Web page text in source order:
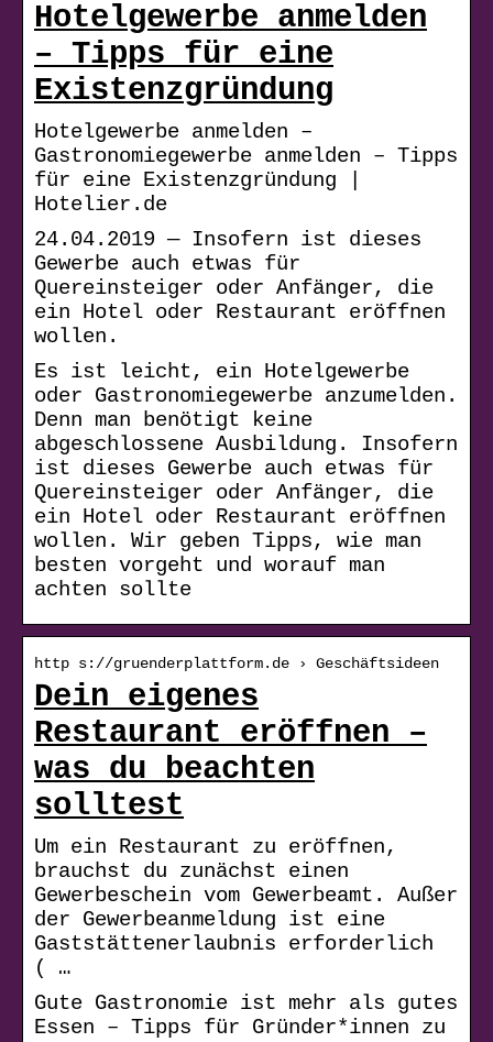
Hotelgewerbe anmelden
– Tipps für eine
Existenzgründung
Hotelgewerbe anmelden –
Gastronomiegewerbe anmelden – Tipps
für eine Existenzgründung |
Hotelier.de
24.04.2019 — Insofern ist dieses
Gewerbe auch etwas für
Quereinsteiger oder Anfänger, die
ein Hotel oder Restaurant eröffnen
wollen.
Es ist leicht, ein Hotelgewerbe
oder Gastronomiegewerbe anzumelden.
Denn man benötigt keine
abgeschlossene Ausbildung. Insofern
ist dieses Gewerbe auch etwas für
Quereinsteiger oder Anfänger, die
ein Hotel oder Restaurant eröffnen
wollen. Wir geben Tipps, wie man
besten vorgeht und worauf man
achten sollte
http s://gruenderplattform.de › Geschäftsideen
Dein eigenes
Restaurant eröffnen –
was du beachten
solltest
Um ein Restaurant zu eröffnen,
brauchst du zunächst einen
Gewerbeschein vom Gewerbeamt. Außer
der Gewerbeanmeldung ist eine
Gaststättenerlaubnis erforderlich
( …
Gute Gastronomie ist mehr als gutes
Essen – Tipps für Gründer*innen zu